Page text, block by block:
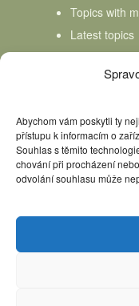
Abychom vám poskytli ty
přístupu k informacím o
Souhlas s těmito
chování při procházení
odvolání souhlasu může
Topics with
Latest topics
Topics
Kniha Domácí